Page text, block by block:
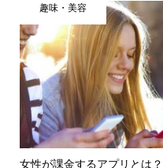
趣味・美容
女性が課金するアプリとは？